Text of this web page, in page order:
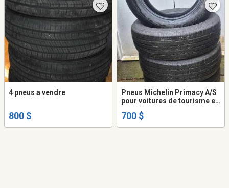
4 pneus a vendre
800 $
Pneus Michelin Primacy A/S
pour voitures de tourisme et
700 $